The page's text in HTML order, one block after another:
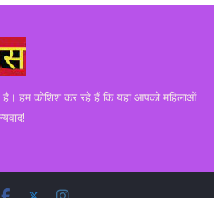
है। हम कोशिश कर रहे हैं कि यहां आपको महिलाओं